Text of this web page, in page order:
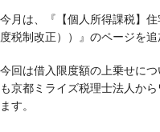
今月は、『【個人所得課税】
度税制改正））』のページを追
今回は借入限度額の上乗せに
も京都ミライズ税理士法人か
ます。